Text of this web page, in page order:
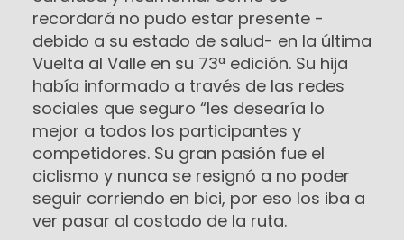
recordará no pudo estar presente -
debido a su estado de salud- en la última
Vuelta al Valle en su 73ª edición. Su hija
había informado a través de las redes
sociales que seguro “les desearía lo
mejor a todos los participantes y
competidores. Su gran pasión fue el
ciclismo y nunca se resignó a no poder
seguir corriendo en bici, por eso los iba a
ver pasar al costado de la ruta.